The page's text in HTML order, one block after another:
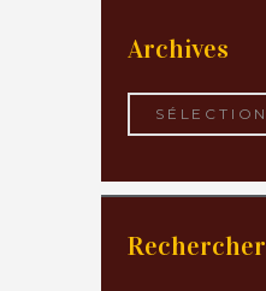
Archives
Rechercher